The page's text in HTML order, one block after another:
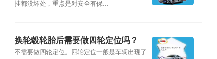
挂都没坏处，重点是对安全有保...
换轮毂轮胎后需要做四轮定位吗？
不需要做四轮定位。四轮定位一般是车辆出现了